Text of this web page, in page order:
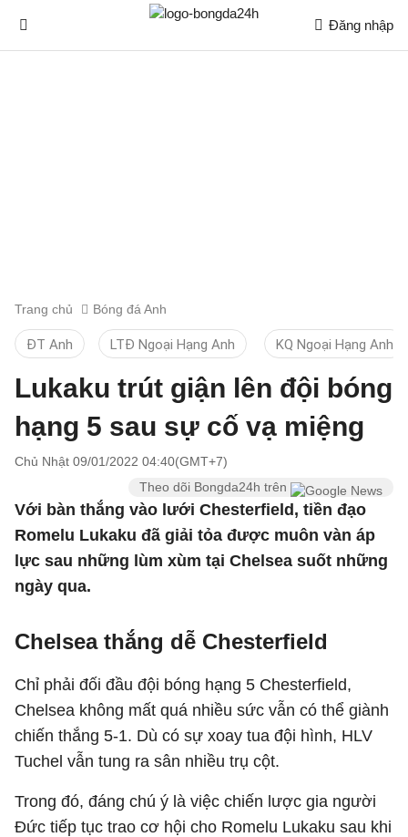
Đăng nhập
Trang chủ Bóng đá Anh
ĐT Anh LTĐ Ngoại Hạng Anh KQ Ngoại Hạng Anh
Lukaku trút giận lên đội bóng
hạng 5 sau sự cố vạ miệng
Chủ Nhật 09/01/2022 04:40(GMT+7)
Theo dõi Bongda24h trên
Với bàn thắng vào lưới Chesterfield, tiền đạo
Romelu Lukaku đã giải tỏa được muôn vàn áp
lực sau những lùm xùm tại Chelsea suốt những
ngày qua.
Chelsea thắng dễ Chesterfield
Chỉ phải đối đầu đội bóng hạng 5 Chesterfield,
Chelsea không mất quá nhiều sức vẫn có thể giành
chiến thắng 5-1. Dù có sự xoay tua đội hình, HLV
Tuchel vẫn tung ra sân nhiều trụ cột.
Trong đó, đáng chú ý là việc chiến lược gia người
Đức tiếp tục trao cơ hội cho Romelu Lukaku sau khi